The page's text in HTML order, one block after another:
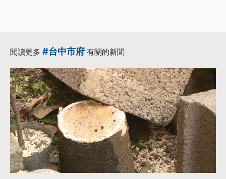
閱讀更多 #台中市府 有關的新聞